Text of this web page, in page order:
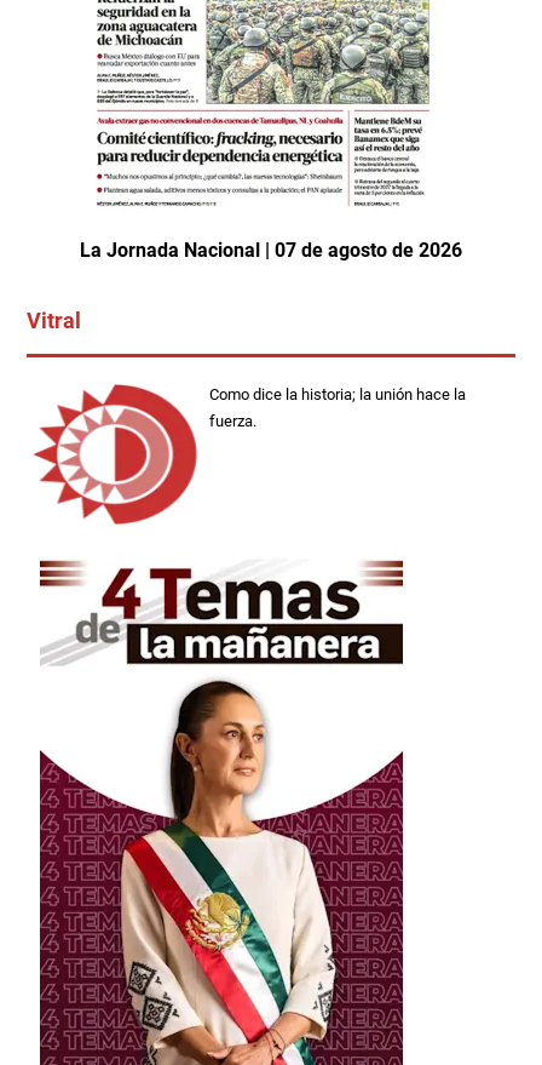
La Jornada Nacional | 07 de agosto de 2026
Vitral
Como dice la historia; la unión hace la
fuerza.